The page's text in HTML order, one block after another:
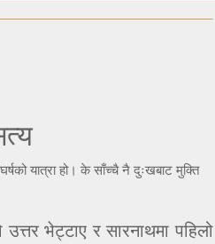
यात्रा हो। के साँच्चै नै दुःखबाट मुक्ति
भेट्टाए र सारनाथमा पहिलो